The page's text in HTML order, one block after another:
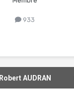
933
Robert AUDRAN